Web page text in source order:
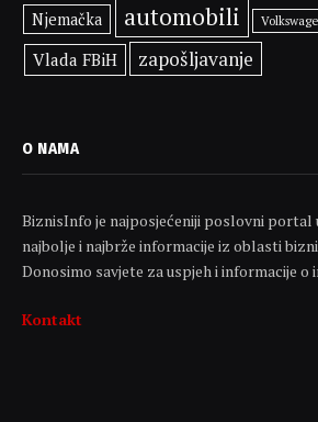
Njemačka automobili
Vlada FBiH zapošljavanje
O NAMA
BiznisInfo je najposjećeniji poslovni portal
najbolje i najbrže informacije iz oblasti
Donosimo savjete za uspjeh i informacije o
Kontakt